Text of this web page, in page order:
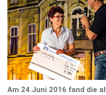
Am 24.Juni 2016 fand die